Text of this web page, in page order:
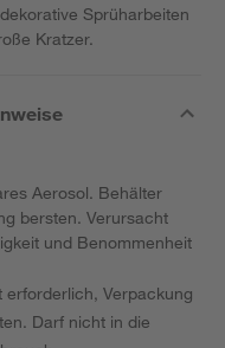
Sprüharbeiten
Kratzer.
Aerosol. Behälter
bersten. Verursacht
und Benommenheit
Verpackung
Darf nicht in die